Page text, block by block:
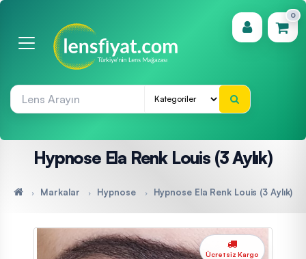
0
(0)
Hypnose Ela Renk Louis (3 Aylık)
Markalar Hypnose Hypnose Ela Renk Louis (3 Aylık)
Ücretsiz Kargo